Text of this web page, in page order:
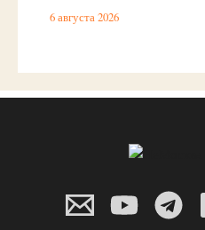
6 августа 2026